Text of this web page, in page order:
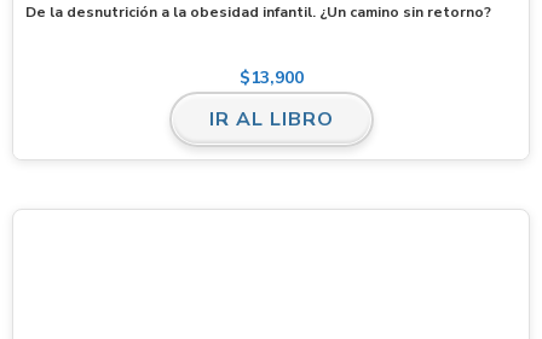
De la desnutrición a la obesidad infantil. ¿Un camino sin retorno?
$13,900
IR AL LIBRO